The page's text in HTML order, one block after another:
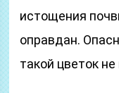
истощения
оправдан.
такой цветок